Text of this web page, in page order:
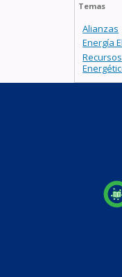
Temas
Alianzas
Energía
Recursos